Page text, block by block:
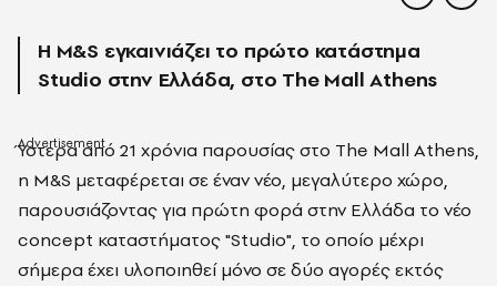
Η M&S εγκαινιάζει το πρώτο κατάστημα
Studio στην Ελλάδα, στο The Mall Athens
Ύστερα από 21 χρόνια παρουσίας στο The Mall Athens,
η M&S μεταφέρεται σε έναν νέο, μεγαλύτερο χώρο,
παρουσιάζοντας για πρώτη φορά στην Ελλάδα το νέο
concept καταστήματος "Studio", το οποίο μέχρι
σήμερα έχει υλοποιηθεί μόνο σε δύο αγορές εκτός